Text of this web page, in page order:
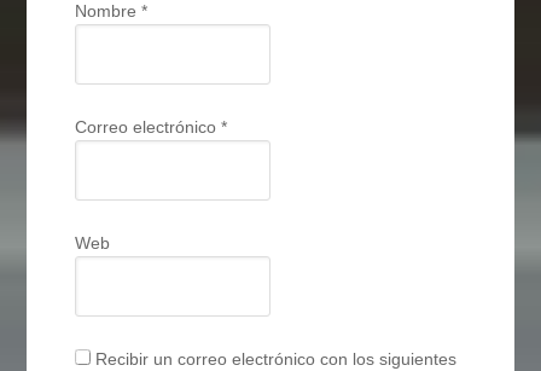
Nombre*
Correo electrónico*
Web
Recibir un correo electrónico con los siguientes